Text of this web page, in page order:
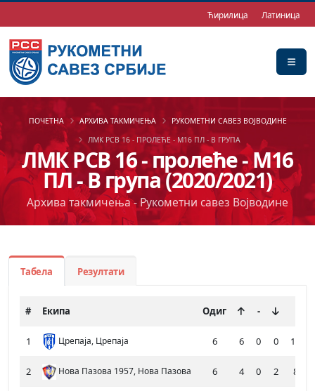
Ћирилица Латиница
ЛМК РСВ 16 - пролеће - М16
ПЛ - В група (2020/2021)
Архива такмичења - Рукометни савез Војводине
ПОЧЕТНА АРХИВА ТАКМИЧЕЊА
РУКОМЕТНИ САВЕЗ ВОЈВОДИНЕ
ЛМК РСВ 16 - ПРОЛЕЋЕ - М16 ПЛ - В ГРУПА
Табела Резултати
# Екипа Одиг -
1 Црепаја, Црепаја 6 6 0 0 112
2 Нова Пазова 1957, Нова Пазова 6 4 0 2 85